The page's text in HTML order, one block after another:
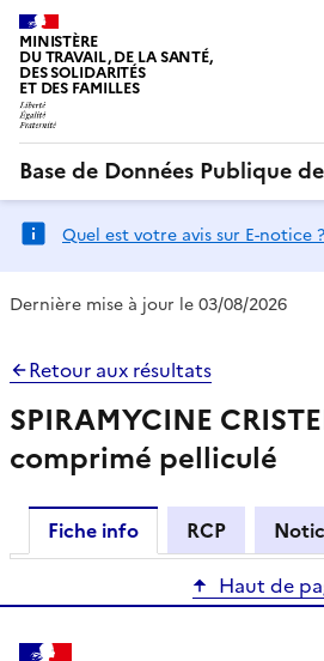
MINISTÈRE
DU TRAVAIL, DE LA SANTÉ,
DES SOLIDARITÉS
ET DES FAMILLES
Base de Données Publique
Quel est votre avis sur E-notice ?
Dernière mise à jour le 03/08/2026
Retour aux résultats
SPIRAMYCINE
comprimé pelliculé
Fiche info RCP
Haut de